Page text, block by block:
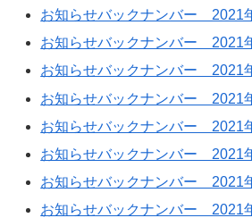
お知らせバックナンバー 2021
お知らせバックナンバー 2021
お知らせバックナンバー 2021
お知らせバックナンバー 2021
お知らせバックナンバー 2021
お知らせバックナンバー 2021
お知らせバックナンバー 2021
お知らせバックナンバー 2021